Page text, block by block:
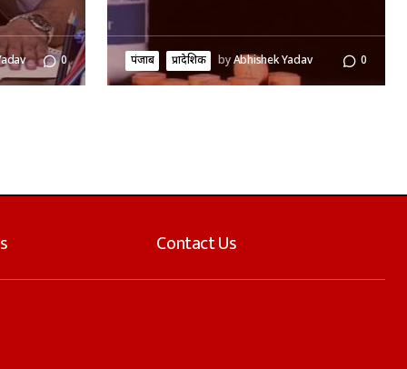
0 पंजाब प्रादेशिक byAbhishek Yadav 0
Contact Us